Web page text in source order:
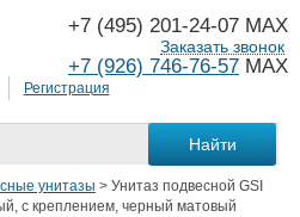
Регистрация
+7 (495) 201-24-07 MAX
+7 (926) 746-76-57 MAX
Заказать звонок
унитазы > Унитаз подвесной GSI
с креплением, черный матовый